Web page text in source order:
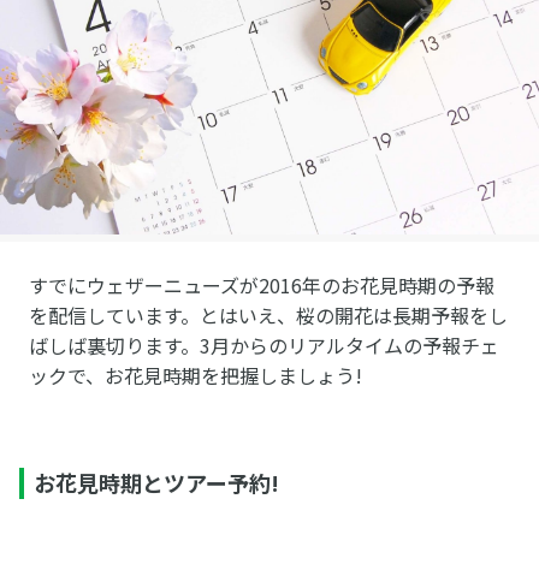
すでにウェザーニューズが2016年のお花見時期の予報
を配信しています。とはいえ、桜の開花は長期予報をし
ばしば裏切ります。3月からのリアルタイムの予報チェ
ックで、お花見時期を把握しましょう!
お花見時期とツアー予約!